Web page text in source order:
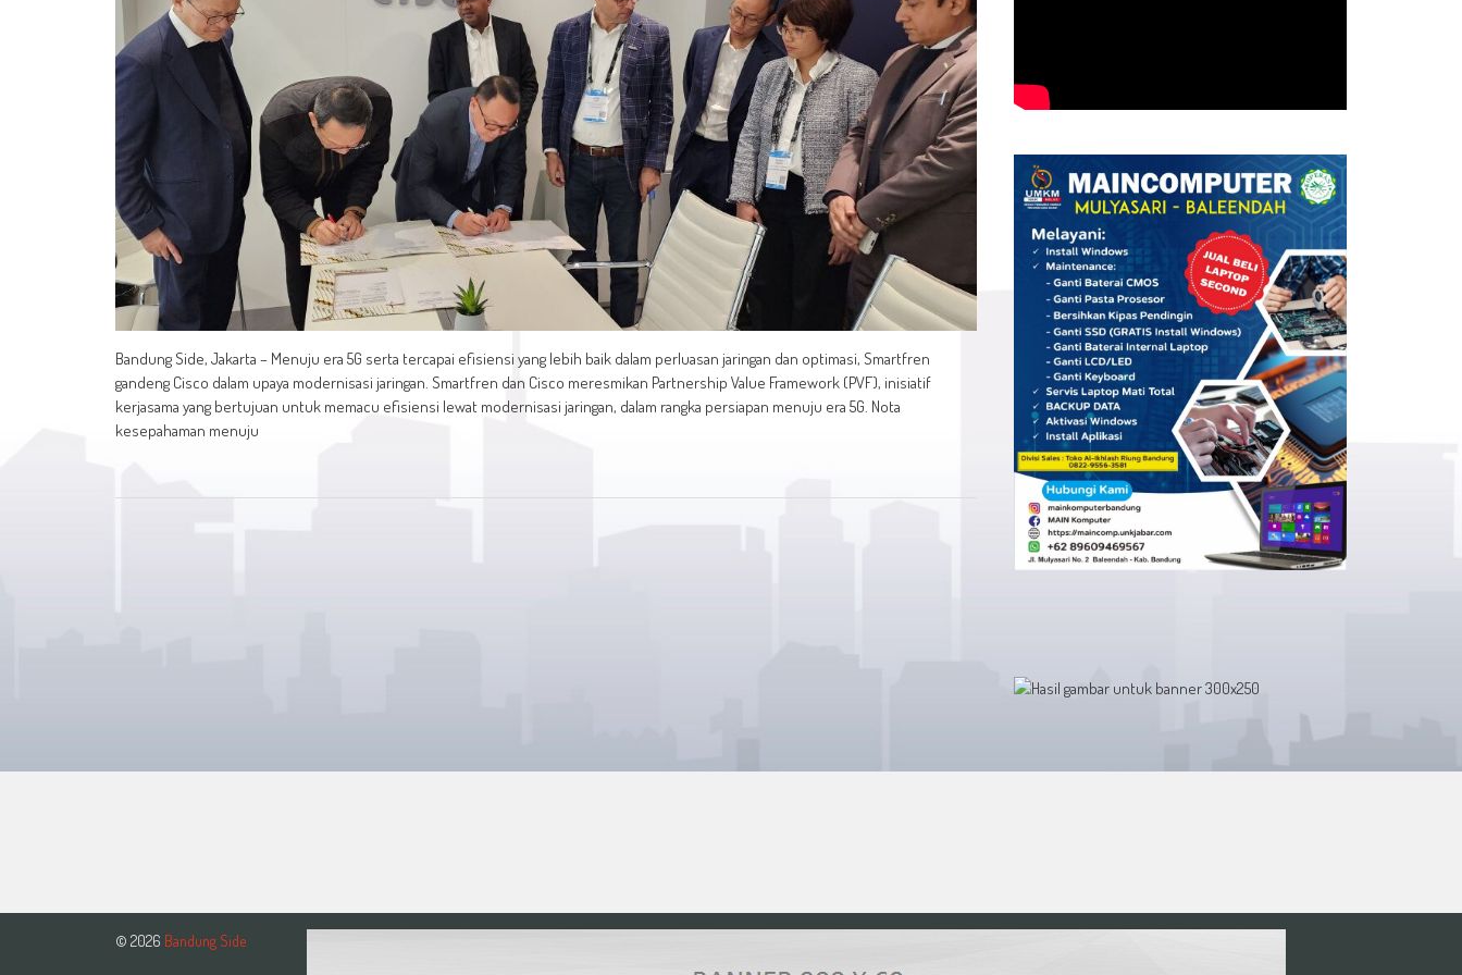
Bandung Side, Jakarta – Menuju era 5G serta tercapai efisiensi yang lebih baik dalam perluasan jaringan dan optimasi, Smartfren
gandeng Cisco dalam upaya modernisasi jaringan. Smartfren dan Cisco meresmikan Partnership Value Framework (PVF), inisiatif
kerjasama yang bertujuan untuk memacu efisiensi lewat modernisasi jaringan, dalam rangka persiapan menuju era 5G. Nota
kesepahaman menuju
© 2026 Bandung Side